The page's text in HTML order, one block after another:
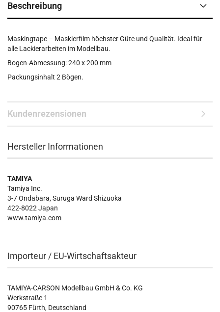
Beschreibung
Maskingtape – Maskierfilm höchster Güte und Qualität. Ideal für
alle Lackierarbeiten im Modellbau.
Bogen-Abmessung: 240 x 200 mm
Packungsinhalt 2 Bögen.
Kundenrezensionen
Hersteller Informationen
TAMIYA
Tamiya Inc.
3-7 Ondabara, Suruga Ward Shizuoka
422-8022 Japan
www.tamiya.com
Importeur / EU-Wirtschaftsakteur
TAMIYA-CARSON Modellbau GmbH & Co. KG
Werkstraße 1
90765 Fürth, Deutschland